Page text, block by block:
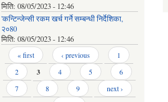
मिति: 08/05/2023 - 12:46
'कन्टिन्जेन्सी रकम खर्च गर्ने सम्बन्धी निर्देशिका,
२०80
मिति: 08/05/2023 - 12:46
Pages« first ‹ previous
1
2
3 4 5
6
7
8 9
next ›